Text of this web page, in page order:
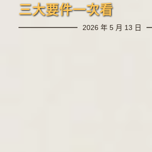
三大要件一次看
2026 年 5 月 13 日